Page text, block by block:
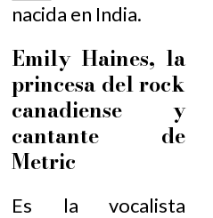
nacida en India.
Emily Haines, la
princesa del rock
canadiense y
cantante de
Metric
Es la vocalista